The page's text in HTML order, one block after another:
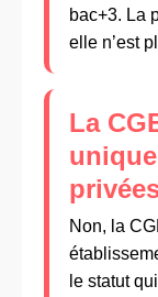
bac+3. La
elle n’est
La
Non, la
le statut